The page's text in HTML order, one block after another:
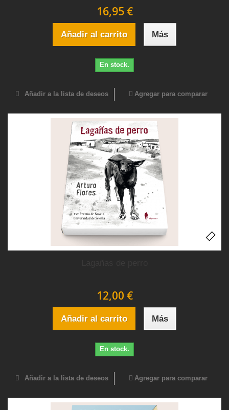
16,95 €
Añadir al carrito Más
En stock.
Añadir a la lista de deseos Agregar para comparar
12,00 €
Añadir al carrito Más
En stock.
Añadir a la lista de deseos Agregar para comparar